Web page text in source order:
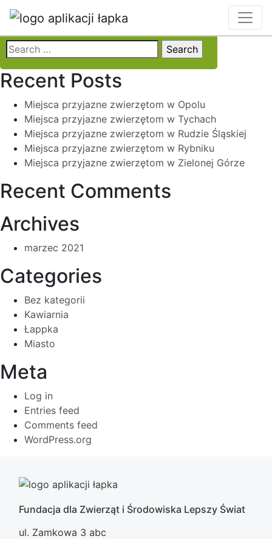
Locality:Dębki
Search
for:
Recent Posts
Miejsca przyjazne zwierzętom w Opolu
Miejsca przyjazne zwierzętom w Tychach
Miejsca przyjazne zwierzętom w Rudzie Śląskiej
Miejsca przyjazne zwierzętom w Rybniku
Miejsca przyjazne zwierzętom w Zielonej Górze
Recent Comments
Archives
marzec 2021
Categories
Bez kategorii
Kawiarnia
Łappka
Miasto
Meta
Log in
Entries feed
Comments feed
WordPress.org
Fundacja dla Zwierząt i Środowiska Lepszy Świat
ul. Zamkowa 3 abc